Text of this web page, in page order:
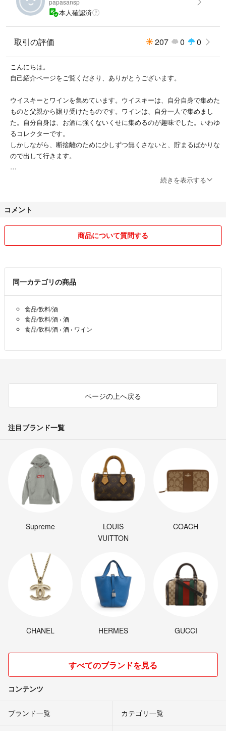
りで作られたワイナリーですが、諸般の事情により廃園となっていました
が、1,997年にこの場所から1,880年代のワインが発見され、播州葡萄園の
存在が全国に知られるようになりました。その同じ場所で、同じ手法で葡
萄を栽培し、2,009年に初めてワインとなったのがこのワインです。当時
の葡萄から約400本のワインが出来てその内の1本が今回の1本になりま
す。
この歴史的にも超貴重な1本(しか持っていません)を、是非コレクションに
加えてみては如何ですか？
購入後は、東京の某ワインセラーに預けていましたが、今回の出品のため
に、画像後方に写っている自宅ワインセラーに持って来ました。
Ｎ/Ｃ，Ｎ/Ｒでお願い致します。
プチプチで包んで、割れないようにし、リサイクルダンボールに入れて発
送致します。
＃国営ワイナリー
＃播州葡萄園
＃サントリーワイン
＃シャトーメルシャン
＃鳥居平今村
＃ボルドーワイン
papasansp
本人確認済
取引の評価 207 0 0
こんにちは。
自己紹介ページをご覧くださり、ありがとうございます。
ウイスキーとワインを集めています。ウイスキーは、自分自身で集めた
ものと父親から譲り受けたものです。ワインは、自分一人で集めまし
た。自分自身は、お酒に強くないくせに集めるのが趣味でした。いわゆ
るコレクターです。
しかしながら、断捨離のために少しずつ無くさないと、貯まるばかりな
ので出して行きます。
続きを表示する
コメント
商品について質問する
同一カテゴリの商品
食品/飲料/酒
食品/飲料/酒 › 酒
食品/飲料/酒 › 酒 › ワイン
ページの上へ戻る
注目ブランド一覧
Supreme
LOUIS
VUITTON
COACH
CHANEL HERMES GUCCI
すべてのブランドを見る
コンテンツ
ブランド一覧 カテゴリ一覧